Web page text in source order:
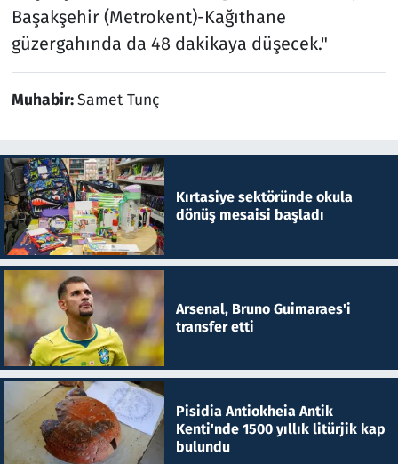
Başakşehir (Metrokent)-Kağıthane
güzergahında da 48 dakikaya düşecek."
Muhabir:Samet Tunç
Kırtasiye sektöründe okula
dönüş mesaisi başladı
Arsenal, Bruno Guimaraes'i
transfer etti
Pisidia Antiokheia Antik
Kenti'nde 1500 yıllık litürjik kap
bulundu